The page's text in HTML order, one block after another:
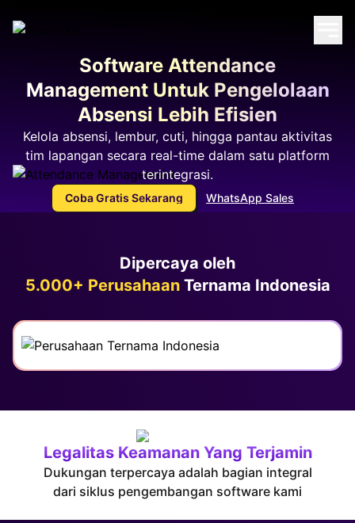
Software Attendance
ManagementUntuk Pengelolaan
Absensi Lebih Efisien
Kelola absensi, lembur, cuti, hingga pantau aktivitas
tim lapangan secara real-time dalam satu platform
terintegrasi.
Coba Gratis Sekarang WhatsApp Sales
Dipercaya oleh
5.000+ PerusahaanTernama Indonesia
Legalitas Keamanan Yang Terjamin
Dukungan terpercaya adalah bagian integral
dari siklus pengembangan software kami